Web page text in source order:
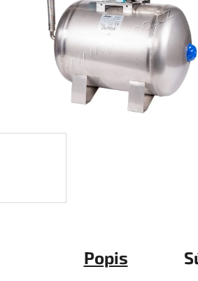
Popis